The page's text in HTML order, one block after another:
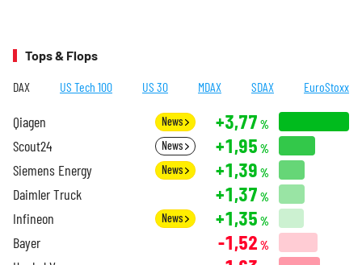
Tops & Flops
DAX US Tech 100 US 30 MDAX SDAX EuroStoxx
Qiagen News +3,77 %
Scout24 News +1,95 %
Siemens Energy News +1,39 %
Daimler Truck +1,37 %
Infineon News +1,35 %
Bayer -1,52 %